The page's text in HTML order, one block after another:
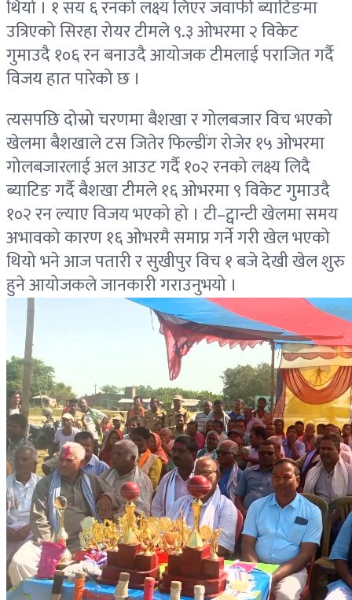
थियो । १ सय ६ रनको लक्ष्य लिएर जवाफी ब्याटिङमा
उत्रिएको सिरहा रोयर टीमले ९.३ ओभरमा २ विकेट
गुमाउदै १०६ रन बनाउदै आयोजक टीमलाई पराजित गर्दै
विजय हात पारेको छ ।
त्यसपछि दोस्रो चरणमा बैशखा र गोलबजार विच भएको
खेलमा बैशखाले टस जितेर फिल्डींग रोजेर १५ ओभरमा
गोलबजारलाई अल आउट गर्दै १०२ रनको लक्ष्य लिदै
ब्याटिङ गर्दै बैशखा टीमले १६ ओभरमा ९ विकेट गुमाउदै
१०२ रन ल्याए विजय भएको हो । टी–ट्वान्टी खेलमा समय
अभावको कारण १६ ओभरमै समाप्न गर्ने गरी खेल भएको
थियो भने आज पतारी र सुखीपुर विच १ बजे देखी खेल शुरु
हुने आयोजकले जानकारी गराउनुभयो ।